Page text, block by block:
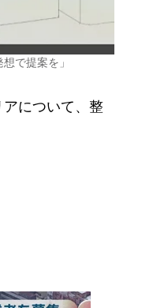
で提案を」
について、整